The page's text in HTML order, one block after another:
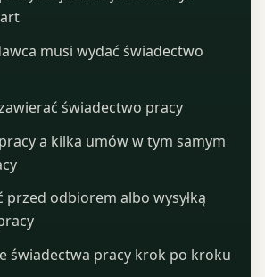
musi wydać świadectwo
świadectwo pracy
a kilka umów w tym samym
przed odbiorem albo wysyłką
świadectwa pracy krok po kroku